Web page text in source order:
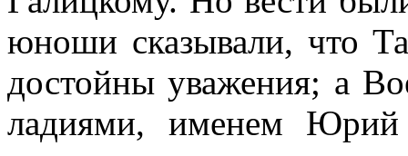
юноши сказывали, что
достойны уважения; а
ладиями, именем Юрий